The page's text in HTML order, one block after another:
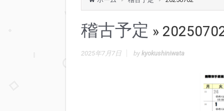
稽古予定 »
2025年7月7日 by kyokushiniwata